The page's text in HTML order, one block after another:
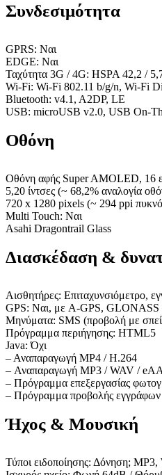
Συνδεσιμότητα
GPRS: Ναι
EDGE: Ναι
Ταχύτητα 3G / 4G: HSPA 42,2 /
Wi-Fi: Wi-Fi 802.11 b/g/n, Wi-Fi
Bluetooth: v4.1, A2DP, LE
USB: microUSB v2.0, USB On-
Οθόνη
Οθόνη αφής Super AMOLED, 16
5,20 ίντσες (~ 68,2% αναλογία
720 x 1280 pixels (~ 294 ppi
Multi Touch: Ναι
Asahi Dragontrail Glass
Διασκέδαση &
Αισθητήρες: Επιταχυνσιόμετρο,
GPS: Ναι, με A-GPS, GLONASS /
Μηνύματα: SMS (προβολή με
Πρόγραμμα περιήγησης: HTML5
Java: Όχι
– Αναπαραγωγή MP4 / H.264
– Αναπαραγωγή MP3 / WAV /
– Πρόγραμμα επεξεργασίας
– Πρόγραμμα προβολής εγγράφων
Ήχος & Μουσική
Τύποι ειδοποίησης: Δόνηση;